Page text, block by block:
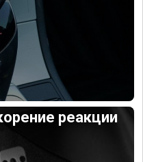
реакции